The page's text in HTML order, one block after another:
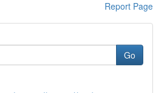
Report Page
Go